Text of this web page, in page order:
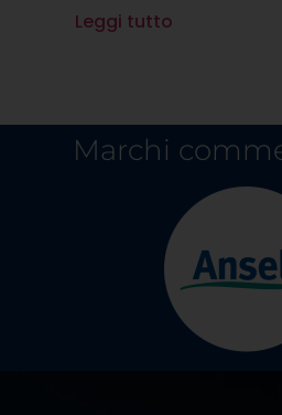
Leggi tutto
Marchi